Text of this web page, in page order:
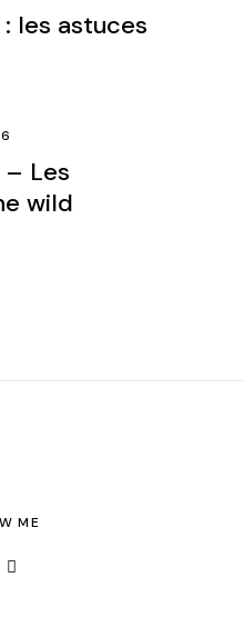
les astuces
– Les
wild
ME